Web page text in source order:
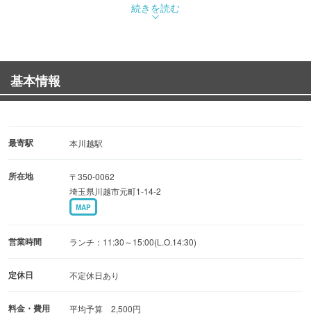
◆大海老天ざる ◆トン天丼そばセット 他
～数量限定～
細打ち九割と頑固十割二色せいろ 1,050円
小宴会大歓迎！ご予約ください
続きを読む
基本情報
最寄駅 本川越駅
所在地
〒350-0062
埼玉県川越市元町1-14-2
MAP
営業時間 ランチ：11:30～15:00(L.O.14:30)
定休日 不定休日あり
料金・費用 平均予算 2,500円